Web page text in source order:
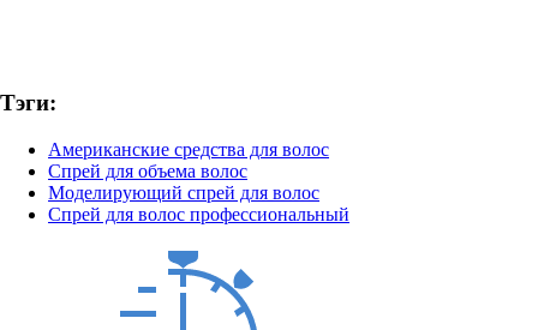
Тэги:
Американские средства для волос
Спрей для объема волос
Моделирующий спрей для волос
Спрей для волос профессиональный